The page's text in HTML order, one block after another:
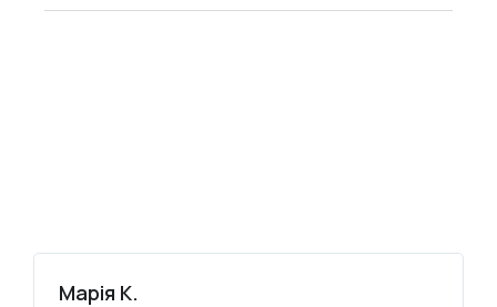
Марія К.